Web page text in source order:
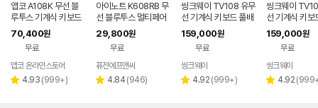
앱코 A108K 무선 블
루투스 기계식 키보드
말차그린, 맘모스축
70,400원
무료
앱코 온라인스토어
별 4.93 리
(999+)
아이노트 K608RB 무
선 블루투스 멀티페어
링 키보드 태블릿 거치
29,800원
무료
퓨전에프앤씨
별 4.84 리
(946)
씽크웨이 TV108 유무
선 기계식 키보드 풀배
열 108키 소이 밀크,
오로라 아이스크림
159,000원
무료
씽크웨이
별 4.92 리
(999+)
씽크웨이
선 기계식 키보
열 108키 소이
저소음 딥씨 프
159,000원
무료
씽크웨이
별 4.92 리
(